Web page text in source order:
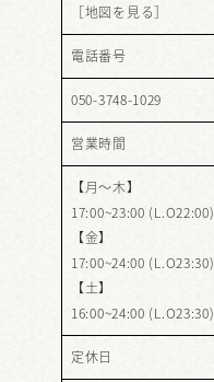
［地図を見る］
電話番号
050-3748-1029
営業時間
【月～木】
17:00~23:00 (L.O22:00)
【金】
17:00~24:00 (L.O23:30)
【土】
16:00~24:00 (L.O23:30)
定休日